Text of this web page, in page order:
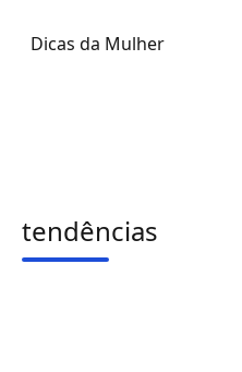
Dicas da Mulher
tendências